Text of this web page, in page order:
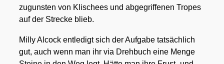
zuguns­ten von Kli­schees und abge­grif­fe­nen Tro­pes
auf der Stre­cke blieb.
Mil­ly Alcock ent­le­digt sich der Auf­ga­be tat­säch­lich
gut, auch wenn man ihr via Dreh­buch eine Men­ge